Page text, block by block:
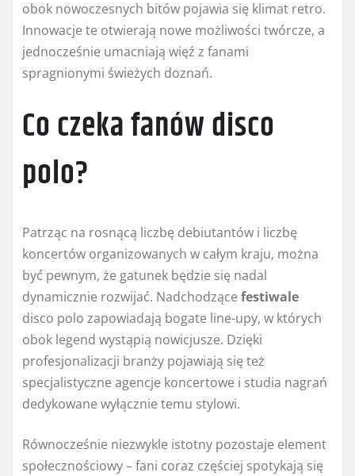
obok nowoczesnych bitów pojawia się klimat retro.
Innowacje te otwierają nowe możliwości twórcze, a
jednocześnie umacniają więź z fanami
spragnionymi świeżych doznań.
Co czeka fanów disco
polo?
Patrząc na rosnącą liczbę debiutantów i liczbę
koncertów organizowanych w całym kraju, można
być pewnym, że gatunek będzie się nadal
dynamicznie rozwijać. Nadchodzące festiwale
disco polo zapowiadają bogate line-upy, w których
obok legend wystąpią nowicjusze. Dzięki
profesjonalizacji branży pojawiają się też
specjalistyczne agencje koncertowe i studia nagrań
dedykowane wyłącznie temu stylowi.
Równocześnie niezwykle istotny pozostaje element
społecznościowy – fani coraz częściej spotykają się